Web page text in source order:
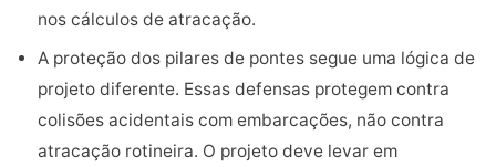
nos cálculos de atracação.
A proteção dos pilares de pontes segue uma lógica de
projeto diferente. Essas defensas protegem contra
colisões acidentais com embarcações, não contra
atracação rotineira. O projeto deve levar em